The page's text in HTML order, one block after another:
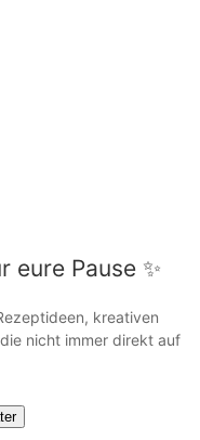
eure Pause ✨
kreativen
nicht immer direkt auf